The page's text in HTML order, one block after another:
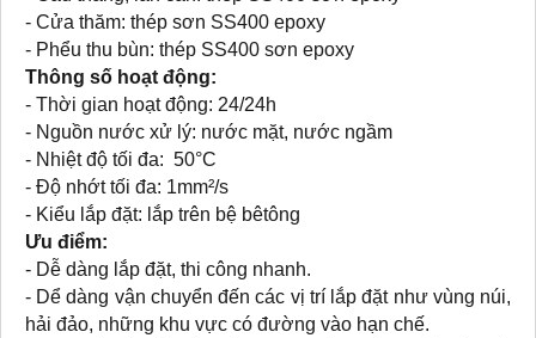
- Cửa thăm: thép sơn SS400 epoxy
- Phểu thu bùn: thép SS400 sơn epoxy
Thông số hoạt động:
- Thời gian hoạt động: 24/24h
- Nguồn nước xử lý: nước mặt, nước ngầm
- Nhiệt độ tối đa: 50°C
- Độ nhớt tối đa: 1mm²/s
- Kiểu lắp đặt: lắp trên bệ bêtông
Ưu điểm:
- Dễ dàng lắp đặt, thi công nhanh.
- Dể dàng vận chuyển đến các vị trí lắp đặt như vùng núi,
hải đảo, những khu vực có đường vào hạn chế.